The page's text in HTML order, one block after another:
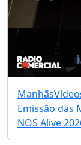
Manhãs
Emissão das
NOS Alive